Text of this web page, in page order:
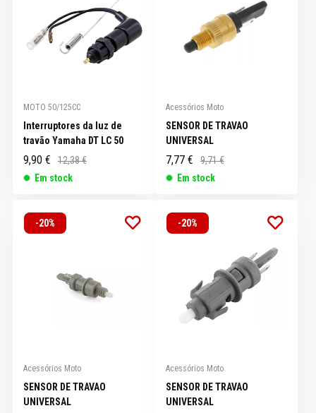
MOTO 50/125CC
Interruptores da luz de
travão Yamaha DT LC 50
9,90 €
12,38 €
Em stock
Acessórios Moto
SENSOR DE TRAVAO
UNIVERSAL
7,77 €
9,71 €
Em stock
-20%
Acessórios Moto
SENSOR DE TRAVAO
UNIVERSAL
-20%
Acessórios Moto
SENSOR DE TRAVAO
UNIVERSAL